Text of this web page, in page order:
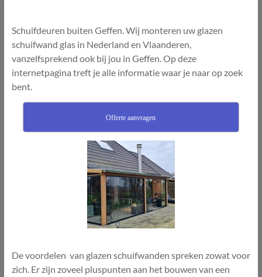
Schuifdeuren buiten Geffen. Wij monteren uw glazen
schuifwand glas in Nederland en Vlaanderen,
vanzelfsprekend ook bij jou in Geffen. Op deze
internetpagina treft je alle informatie waar je naar op zoek
bent.
Offerte aanvragen
De voordelen van glazen schuifwanden spreken zowat voor
zich. Er zijn zoveel pluspunten aan het bouwen van een